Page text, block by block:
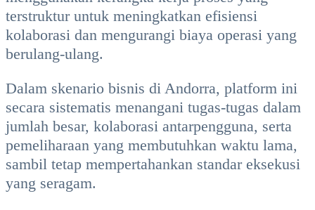
terstruktur untuk meningkatkan efisiensi
kolaborasi dan mengurangi biaya operasi yang
berulang-ulang.
Dalam skenario bisnis di Andorra, platform ini
secara sistematis menangani tugas-tugas dalam
jumlah besar, kolaborasi antarpengguna, serta
pemeliharaan yang membutuhkan waktu lama,
sambil tetap mempertahankan standar eksekusi
yang seragam.